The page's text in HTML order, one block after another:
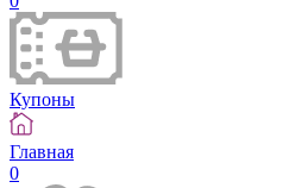
Купоны
Главная
0